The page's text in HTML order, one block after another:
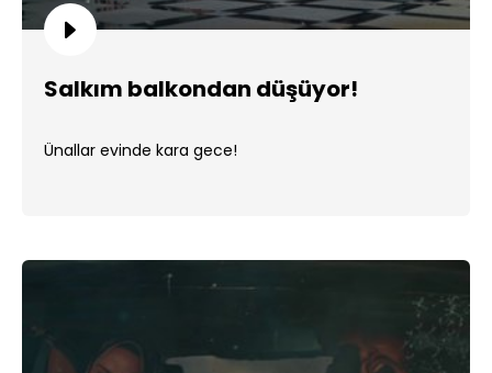
Salkım balkondan düşüyor!
Ünallar evinde kara gece!